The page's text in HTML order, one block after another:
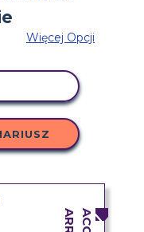
Więcej Opcji